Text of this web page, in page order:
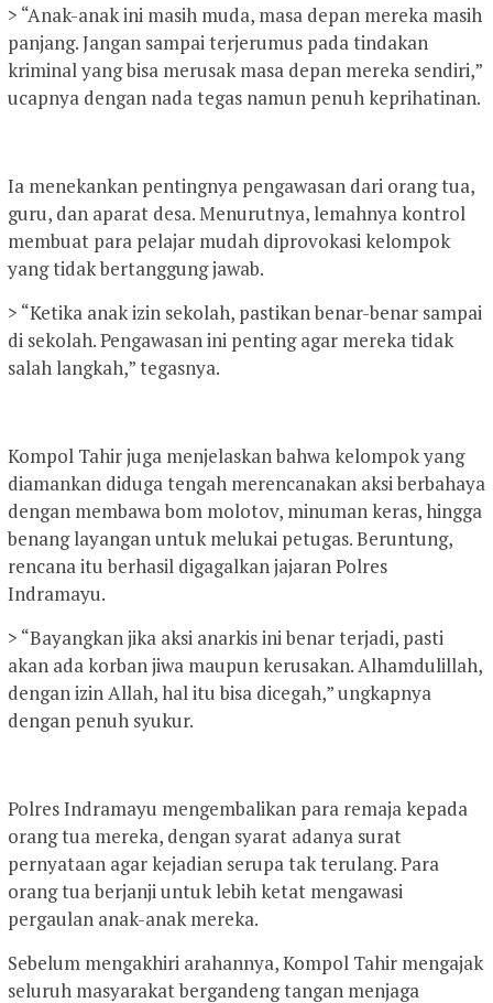
> “Anak-anak ini masih muda, masa depan mereka masih
panjang. Jangan sampai terjerumus pada tindakan
kriminal yang bisa merusak masa depan mereka sendiri,”
ucapnya dengan nada tegas namun penuh keprihatinan.
Ia menekankan pentingnya pengawasan dari orang tua,
guru, dan aparat desa. Menurutnya, lemahnya kontrol
membuat para pelajar mudah diprovokasi kelompok
yang tidak bertanggung jawab.
> “Ketika anak izin sekolah, pastikan benar-benar sampai
di sekolah. Pengawasan ini penting agar mereka tidak
salah langkah,” tegasnya.
Kompol Tahir juga menjelaskan bahwa kelompok yang
diamankan diduga tengah merencanakan aksi berbahaya
dengan membawa bom molotov, minuman keras, hingga
benang layangan untuk melukai petugas. Beruntung,
rencana itu berhasil digagalkan jajaran Polres
Indramayu.
> “Bayangkan jika aksi anarkis ini benar terjadi, pasti
akan ada korban jiwa maupun kerusakan. Alhamdulillah,
dengan izin Allah, hal itu bisa dicegah,” ungkapnya
dengan penuh syukur.
Polres Indramayu mengembalikan para remaja kepada
orang tua mereka, dengan syarat adanya surat
pernyataan agar kejadian serupa tak terulang. Para
orang tua berjanji untuk lebih ketat mengawasi
pergaulan anak-anak mereka.
Sebelum mengakhiri arahannya, Kompol Tahir mengajak
seluruh masyarakat bergandeng tangan menjaga